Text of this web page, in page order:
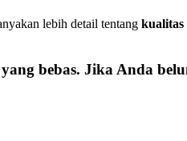
lebih detail tentang kualitas
bebas. Jika Anda